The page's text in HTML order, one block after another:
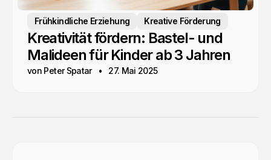
Frühkindliche Erziehung Kreative Förderung
Kreativität fördern: Bastel- und
Malideen für Kinder ab 3 Jahren
von Peter Spatar 27. Mai 2025